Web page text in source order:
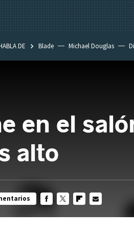
DE Blade Michael Douglas
en el
alto